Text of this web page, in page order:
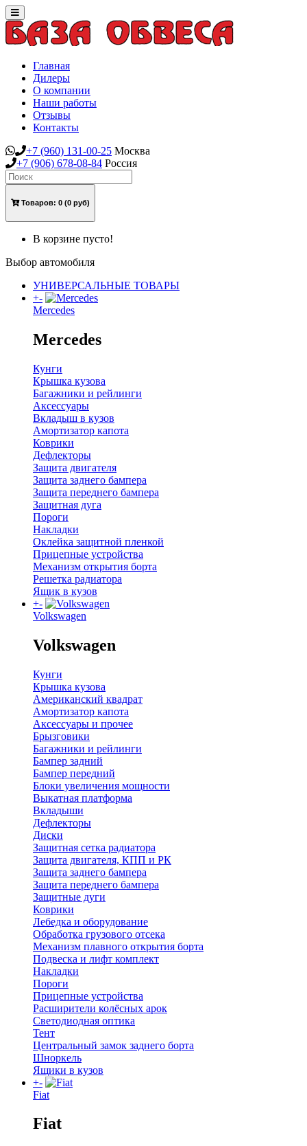
Toggle
navigation
Главная
Дилеры
О компании
Наши работы
Отзывы
Контакты
+7 (960) 131-00-25 Москва
+7 (906) 678-08-84 Россия
Товаров: 0 (0 руб)
В корзине пусто!
Выбор автомобиля
УНИВЕРСАЛЬНЫЕ ТОВАРЫ
+-
Mercedes
Mercedes
Кунги
Крышка кузова
Багажники и рейлинги
Аксессуары
Вкладыш в кузов
Амортизатор капота
Коврики
Дефлекторы
Защита двигателя
Защита заднего бампера
Защита переднего бампера
Защитная дуга
Пороги
Накладки
Оклейка защитной пленкой
Прицепные устройства
Механизм открытия борта
Решетка радиатора
Ящик в кузов
+-
Volkswagen
Volkswagen
Кунги
Крышка кузова
Американский квадрат
Амортизатор капота
Аксессуары и прочее
Брызговики
Багажники и рейлинги
Бампер задний
Бампер передний
Блоки увеличения мощности
Выкатная платформа
Вкладыши
Дефлекторы
Диски
Защитная сетка радиатора
Защита двигателя, КПП и РК
Защита заднего бампера
Защита переднего бампера
Защитные дуги
Коврики
Лебедка и оборудование
Обработка грузового отсека
Механизм плавного открытия борта
Подвеска и лифт комплект
Накладки
Пороги
Прицепные устройства
Расширители колёсных арок
Светодиодная оптика
Тент
Центральный замок заднего борта
Шноркель
Ящики в кузов
+-
Fiat
Fiat